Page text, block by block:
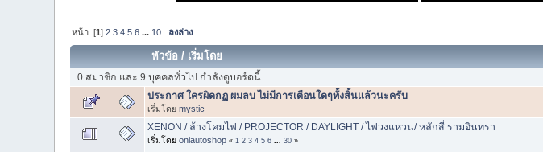
หน้า: [1]2 3 4 5 6 ... 10 ลงล่าง
หัวข้อ / เริ่มโดย
0 สมาชิก และ 9 บุคคลทั่วไป กำลังดูบอร์ดนี้
ประกาศ ใครผิดกฏ ผมลบ ไม่มีการเตือนใดๆทั้งสิ้นแล้วนะครับ
เริ่มโดยmystic
XENON / ล้างโคมไฟ / PROJECTOR / DAYLIGHT / ไฟวงแหวน/ หลักสี่ รามอินทรา
เริ่มโดยoniautoshop « 1 2 3 4 5 6 ...30 »